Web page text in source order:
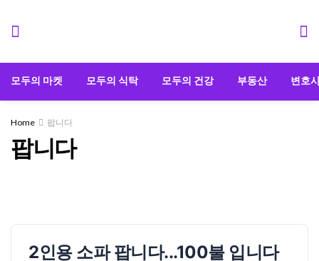
모두의 마켓 모두의 식탁 모두의 건강 부동산 변호
Home 팝니다
팝니다
2인용 소파 팝니다...100불 입니다